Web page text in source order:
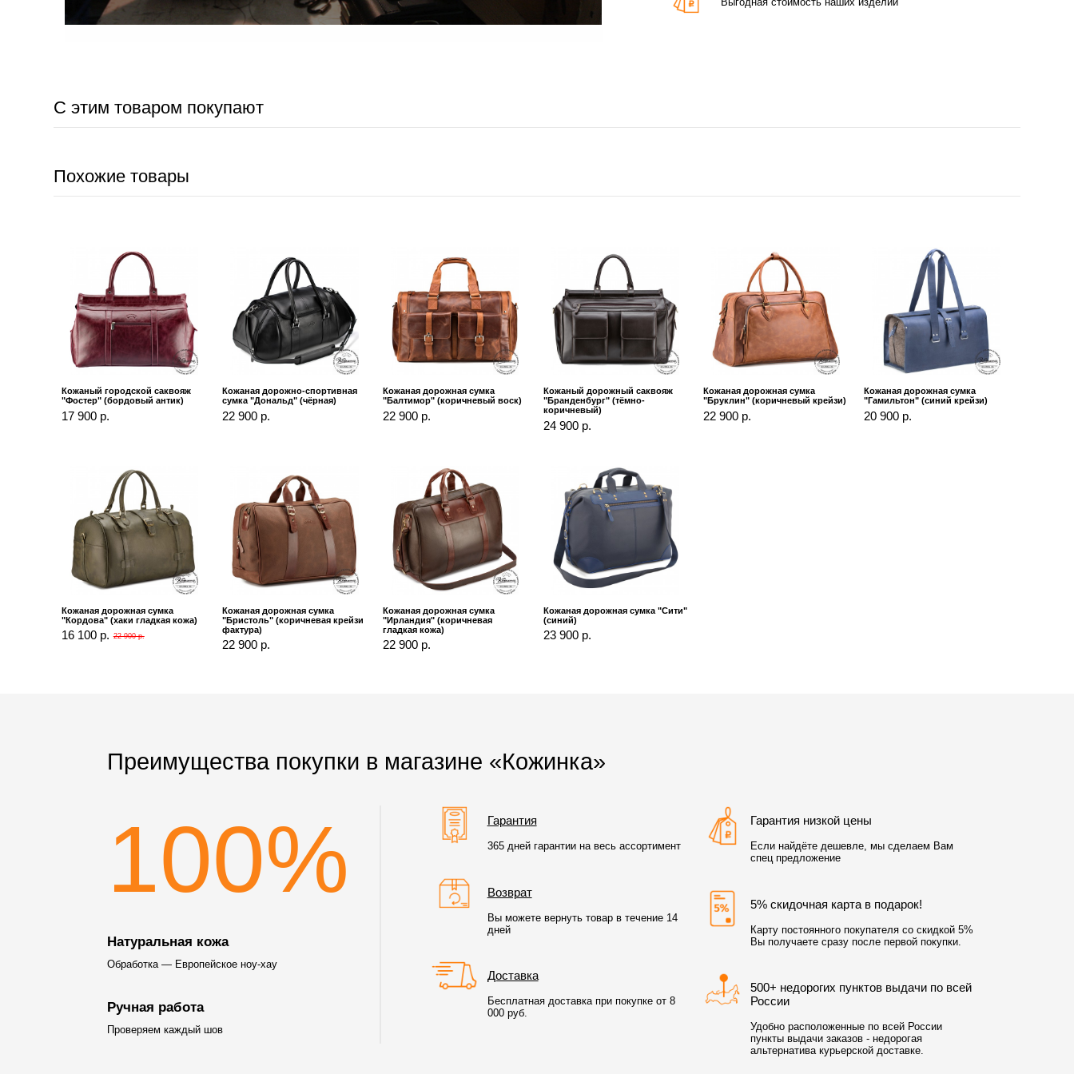
С этим товаром покупают
Похожие товары
Кожаный городской саквояж
"Фостер" (бордовый антик)
17 900 р.
Кожаная дорожно-спортивная
сумка "Дональд" (чёрная)
22 900 р.
Кожаная дорожная сумка
"Балтимор" (коричневый воск)
22 900 р.
Кожаный дорожный саквояж
"Бранденбург" (тёмно-
коричневый)
24 900 р.
Кожаная дорожная сумка
"Бруклин" (коричневый крейзи)
22 900 р.
Кожаная дорожная сумка
"Гамильтон" (синий крейзи)
20 900 р.
Кожаная дорожная сумка
"Кордова" (хаки гладкая кожа)
16 100 р. 22 900 р.
Кожаная дорожная сумка
"Бристоль" (коричневая крейзи
фактура)
22 900 р.
Кожаная дорожная сумка
"Ирландия" (коричневая
гладкая кожа)
22 900 р.
Кожаная дорожная сумка "Сити"
(синий)
23 900 р.
Преимущества покупки в магазине «Кожинка»
100%
Натуральная кожа
Обработка — Европейское ноу-хау
Ручная работа
Проверяем каждый шов
Гарантия
365 дней гарантии на весь ассортимент
Возврат
Вы можете вернуть товар в течение 14
дней
Доставка
Бесплатная доставка при покупке от 8
000 руб.
Гарантия низкой цены
Если найдёте дешевле, мы сделаем Вам
спец предложение
5% скидочная карта в подарок!
Карту постоянного покупателя со скидкой 5%
Вы получаете сразу после первой покупки.
500+ недорогих пунктов выдачи по всей
России
Удобно расположенные по всей России
пункты выдачи заказов - недорогая
альтернатива курьерской доставке.